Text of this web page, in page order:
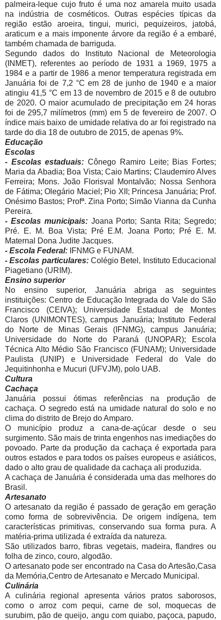
palmeira-leque cujo fruto é uma noz amarela muito usada
na indústria de cosméticos. Outras espécies típicas da
região estão aroeira, tingui, murici, pequizeiros, jatobá,
araticum e a mais imponente árvore da região é a embaré,
também chamada de barriguda.
Segundo dados do Instituto Nacional de Meteorologia
(INMET), referentes ao período de 1931 a 1969, 1975 a
1984 e a partir de 1986 a menor temperatura registrada em
Januária foi de 7,2 °C em 28 de junho de 1940 e a maior
atingiu 41,5 °C em 13 de novembro de 2015 e 8 de outubro
de 2020. O maior acumulado de precipitação em 24 horas
foi de 295,7 milímetros (mm) em 5 de fevereiro de 2007. O
índice mais baixo de umidade relativa do ar foi registrado na
tarde do dia 18 de outubro de 2015, de apenas 9%.
Educação
Escolas
- Escolas estaduais: Cônego Ramiro Leite; Bias Fortes;
Maria da Abadia; Boa Vista; Caio Martins; Claudemiro Alves
Ferreira; Mons. João Florisval Montalvão; Nossa Senhora
de Fátima; Olegário Maciel; Pio XII; Princesa Januária; Prof.
Onésimo Bastos; Profª. Zina Porto; Simão Vianna da Cunha
Pereira.
- Escolas municipais:Joana Porto; Santa Rita; Segredo;
Pré. E. M. Boa Vista; Pré E.M. Joana Porto; Pré E. M.
Maternal Dona Judite Jacques.
- Escola Federal: IFNMG e FUNAM.
- Escolas particulares:Colégio Betel, Instituto Educacional
Piagetiano (URIM).
Ensino superior
No ensino superior, Januária abriga as seguintes
instituições: Centro de Educação Integrada do Vale do São
Francisco (CEIVA); Universidade Estadual de Montes
Claros (UNIMONTES), campus Januária; Instituto Federal
do Norte de Minas Gerais (IFNMG), campus Januária;
Universidade do Norte do Paraná (UNOPAR); Escola
Técnica Alto Médio São Francisco (FUNAM); Universidade
Paulista (UNIP) e Universidade Federal do Vale do
Jequitinhonha e Mucuri (UFVJM), polo UAB.
Cultura
Cachaça
Januária possui ótimas referências na produção de
cachaça. O segredo está na umidade natural do solo e no
clima do distrito de Brejo do Amparo.
O município produz a cana-de-açúcar desde o seu
surgimento. São mais de trinta engenhos nas imediações do
povoado. Parte da produção da cachaça é exportada para
outros estados e para todos os países europeus e asiáticos,
dado o alto grau de qualidade da cachaça ali produzida.
A cachaça de Januária é considerada uma das melhores do
Brasil.
Artesanato
O artesanato da região é passado de geração em geração
como forma de sobrevivência. De origem indígena, tem
características primitivas, conservando sua forma pura. A
matéria-prima utilizada é extraída da natureza.
São utilizados barro, fibras vegetais, madeira, flandres ou
folha de zinco, couro, algodão.
O artesanato pode ser encontrado na Casa do Artesão,Casa
da Memória,Centro de Artesanato e Mercado Municipal.
Culinária
A culinária regional apresenta vários pratos saborosos,
como o arroz com pequi, carne de sol, moquecas de
surubim, pão de queijo, angu com quiabo, paçoca, papudo,